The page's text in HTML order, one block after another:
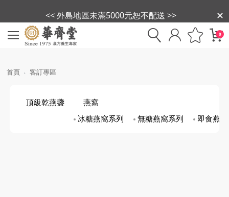
<< 外島地區未滿5000元恕不配送 >>
0
首頁 客訂專區
頂級乾燕盞
燕窩
冰糖燕窩系列
無糖燕窩系列 即食燕